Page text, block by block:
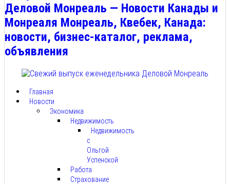
Деловой Монреаль — Новости Канады и
Монреаля Монреаль, Квебек, Канада:
новости, бизнес-каталог, реклама,
объявления
Главная
Новости
Экономика
Недвижимость
Недвижимость
с
Ольгой
Успенской
Работа
Страхование